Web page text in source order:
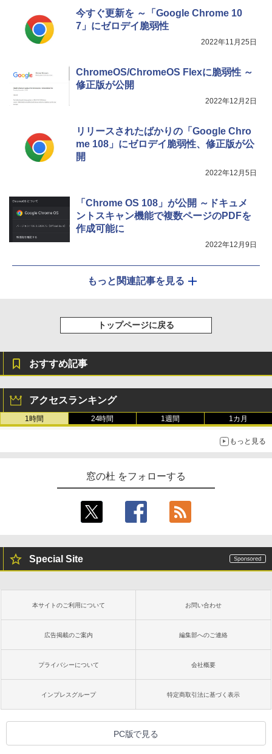
レージ、ノート機能搭載、明るさ自動調
整、色調調節ライト、プレミアムペン付
き、グラファイト
今すぐ更新を ～「Google Chrome 10
7」にゼロデイ脆弱性
2022年11月25日
ChromeOS/ChromeOS Flexに脆弱性 ～
修正版が公開
2022年12月2日
リリースされたばかりの「Google Chro
me 108」にゼロデイ脆弱性、修正版が公
開
2022年12月5日
「Chrome OS 108」が公開 ～ドキュメ
ントスキャン機能で複数ページのPDFを
作成可能に
2022年12月9日
もっと関連記事を見る
トップページに戻る
おすすめ記事
アクセスランキング
1時間 24時間 1週間 1カ月
もっと見る
窓の杜 をフォローする
Special Site
本サイトのご利用について お問い合わせ
広告掲載のご案内 編集部へのご連絡
プライバシーについて 会社概要
インプレスグループ 特定商取引法に基づく表示
PC版で見る